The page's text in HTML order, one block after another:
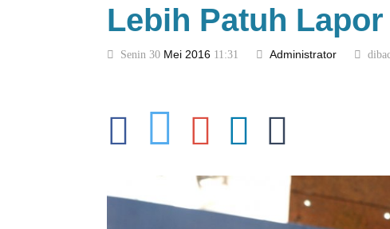
Lebih Patuh
Senin 30 Mei 2016 11:31 Administrator